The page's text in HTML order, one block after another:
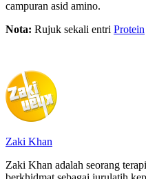
campuran asid amino.
Nota: Rujuk sekali entri Protein
Zaki Khan
Zaki Khan adalah seorang